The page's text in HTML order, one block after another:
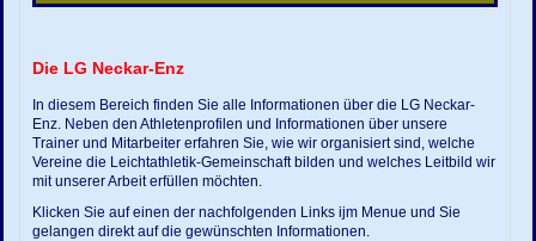
Die LG Neckar-Enz
In diesem Bereich finden Sie alle Informationen über die LG Neckar-
Enz. Neben den Athletenprofilen und Informationen über unsere
Trainer und Mitarbeiter erfahren Sie, wie wir organisiert sind, welche
Vereine die Leichtathletik-Gemeinschaft bilden und welches Leitbild wir
mit unserer Arbeit erfüllen möchten.
Klicken Sie auf einen der nachfolgenden Links ijm Menue und Sie
gelangen direkt auf die gewünschten Informationen.